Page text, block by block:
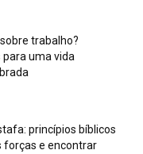
trabalho?
para uma vida
princípios bíblicos
forças e encontrar